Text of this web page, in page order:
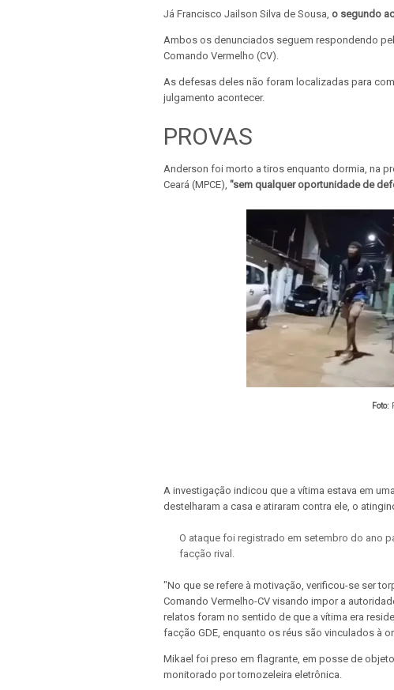
Já Francisco Jailson Silva de Sousa, o segundo
Ambos os denunciados seguem respondendo
Comando Vermelho (CV).
As defesas deles não foram localizadas para
julgamento acontecer.
PROVAS
Anderson foi morto a tiros enquanto dormia, na
Ceará (MPCE), "sem qualquer oportunidade de
Foto:
A investigação indicou que a vítima estava em
destelharam a casa e atiraram contra ele, o
O ataque foi registrado em setembro do ano
facção rival.
"No que se refere à motivação, verificou-se ser
Comando Vermelho-CV visando impor a
relatos foram no sentido de que a vítima era
facção GDE, enquanto os réus são vinculados à
Mikael foi preso em flagrante, em posse de
monitorado por tornozeleira eletrônica.